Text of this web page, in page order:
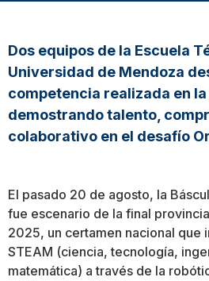
Dos equipos de la Escuela
Universidad de Mendoza
competencia realizada en la
demostrando talento,
colaborativo en el desafío
El pasado 20 de agosto, la
fue escenario de la final
2025, un certamen nacional que
STEAM (ciencia, tecnología,
matemática) a través de la